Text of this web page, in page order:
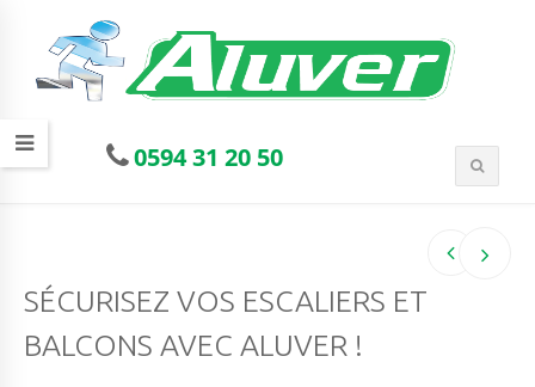
0594 31 20 50
SÉCURISEZ VOS ESCALIERS ET
BALCONS AVEC ALUVER !